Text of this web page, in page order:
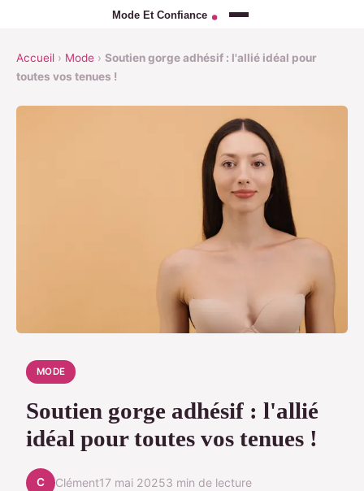
Accueil › Mode › Soutien gorge adhésif : l'allié idéal pour
toutes vos tenues !
MODE
Soutien gorge adhésif : l'allié
idéal pour toutes vos tenues !
C Clément17 mai 20253 min de lecture